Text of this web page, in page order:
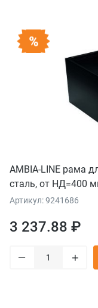
AMBIA-LINE рама
сталь, от НД=400
Артикул: 9241686
3 237.88 ₽
– +